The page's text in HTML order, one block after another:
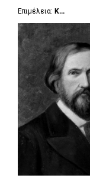
Επιμέλεια: Κ...